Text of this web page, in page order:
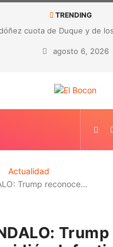
TRENDING
CORRUPCIÓN EN
hallazgos por
agosto 6, 2026
Actualidad
Trump reconoce…